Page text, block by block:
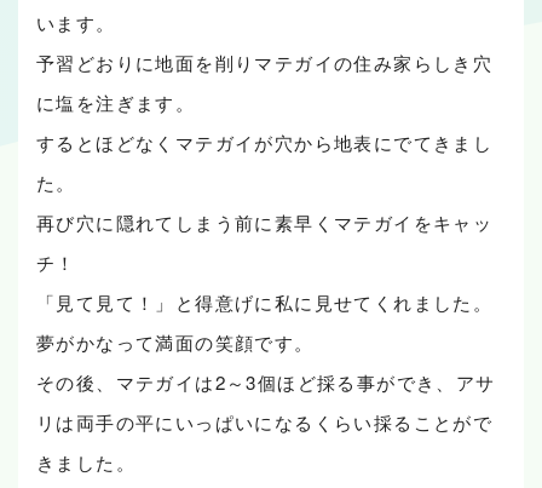
います。
予習どおりに地面を削りマテガイの住み家らしき穴
に塩を注ぎます。
するとほどなくマテガイが穴から地表にでてきまし
た。
再び穴に隠れてしまう前に素早くマテガイをキャッ
チ！
「見て見て！」と得意げに私に見せてくれました。
夢がかなって満面の笑顔です。
その後、マテガイは2～3個ほど採る事ができ、アサ
リは両手の平にいっぱいになるくらい採ることがで
きました。